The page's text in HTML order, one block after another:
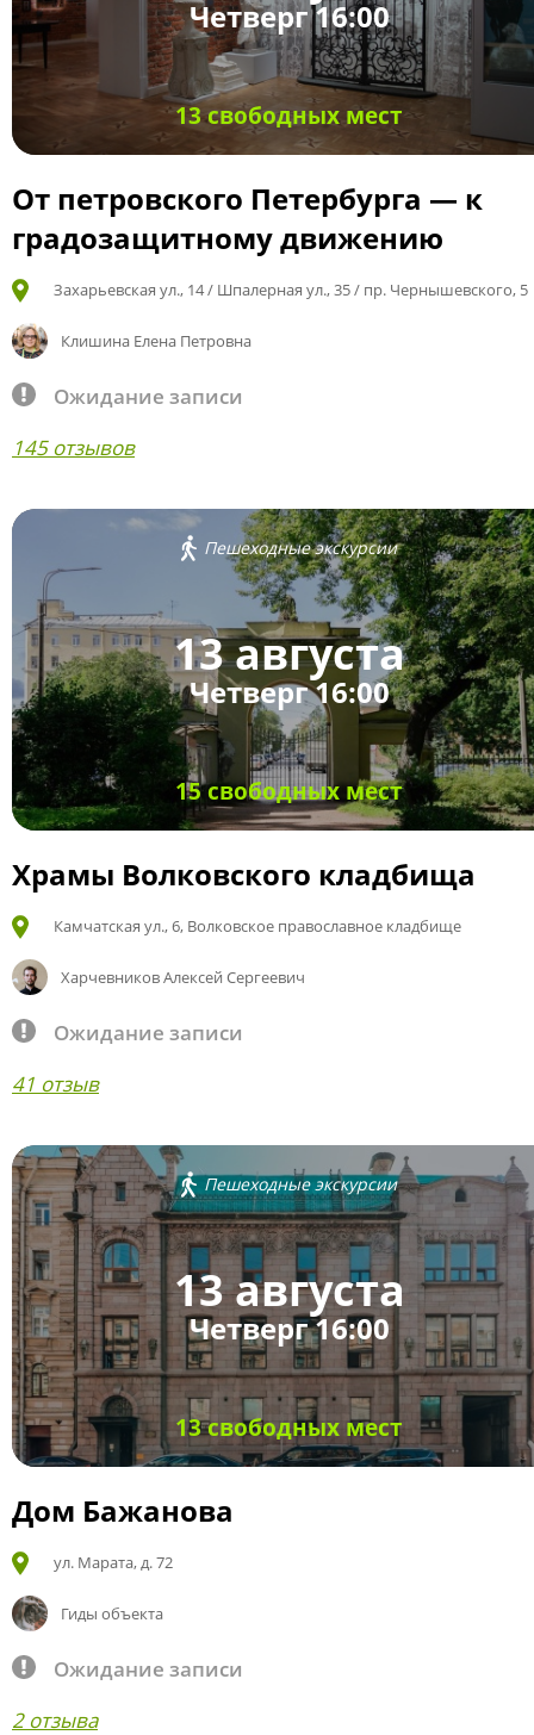
Четверг 16:00
13 свободных мест
От петровского Петербурга — к
градозащитному движению
Захарьевская ул., 14 / Шпалерная ул., 35 / пр. Чернышевского, 5
Клишина Елена Петровна
Ожидание записи
145 отзывов
Пешеходные экскурсии
13 августа
Четверг 16:00
15 свободных мест
Храмы Волковского кладбища
Камчатская ул., 6, Волковское православное кладбище
Харчевников Алексей Сергеевич
Ожидание записи
41 отзыв
Пешеходные экскурсии
13 августа
Четверг 16:00
13 свободных мест
Дом Бажанова
ул. Марата, д. 72
Гиды объекта
Ожидание записи
2 отзыва